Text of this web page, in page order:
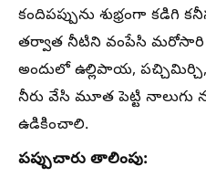
కందిపప్పును శుభ్రంగా కడిగి
తర్వాత నీటిని వంపేసి మరోసారి
అందులో ఉల్లిపాయ,
నీరు వేసి మూత పెట్టి నాలుగు
ఉడికించాలి.
పప్పుచారు తాలింపు: